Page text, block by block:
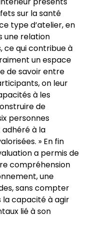
sur la santé
type d’atelier, en
une relation
ce qui contribue à
un espace
de savoir entre
on leur
à les
de
personnes
à la
» En fin
a permis de
compréhension
une
sans compter
la capacité à agir
lié à son